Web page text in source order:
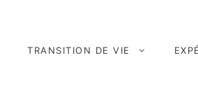
TRANSITION DE VIE